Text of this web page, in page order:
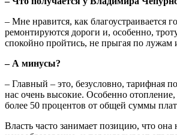
– Мне нравится, как благоустраивается
ремонтируются дороги и, особенно,
спокойно пройтись, не прыгая по лужам
– А минусы?
– Главный – это, безусловно, тарифная
нас очень высокие. Особенно отопление,
более 50 процентов от общей суммы
Власть часто занимает позицию, что она